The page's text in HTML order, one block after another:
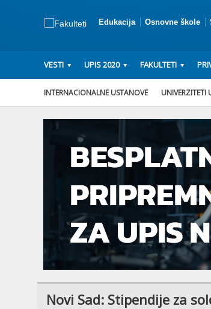
Edukacija Osnovne škole
VESTI UPIS 2020 FAKULTETI
INTERNACIONALNE USTANOVE UNIVERZITETI
Novi Sad: Stipendije za